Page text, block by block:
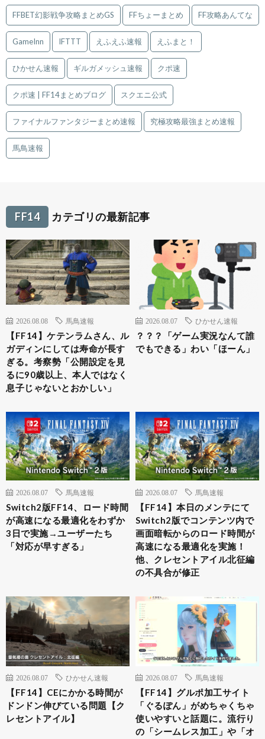
FFBET幻影戦争攻略まとめGS FFちょーまとめ FF攻略あんてな
GameInn IFTTT えふえふ速報 えふまと！
ひかせん速報 ギルガメッシュ速報 クポ速
クポ速 | FF14まとめブログ スクエニ公式
ファイナルファンタジーまとめ速報 究極攻略最強まとめ速報
馬鳥速報
FF14 カテゴリの最新記事
2026.08.08 馬鳥速報
【FF14】ケテンラムさん、ル
ガディンにしては寿命が長す
ぎる。考察勢「公開設定を見
るに90歳以上、本人ではなく
息子じゃないとおかしい」
2026.08.07 ひかせん速報
？？？「ゲーム実況なんて誰
でもできる」わい「ほーん」
2026.08.07 馬鳥速報
Switch2版FF14、ロード時間
が高速になる最適化をわずか
3日で実施→ユーザーたち
「対応が早すぎる」
2026.08.07 馬鳥速報
【FF14】本日のメンテにて
Switch2版でコンテンツ内で
画面暗転からのロード時間が
高速になる最適化を実施！
他、クレセントアイル北征編
の不具合が修正
2026.08.07 ひかせん速報
【FF14】CEにかかる時間が
ドンドン伸びている問題【ク
レセントアイル】
2026.08.07 馬鳥速報
【FF14】グルポ加工サイト
「ぐるぽん」がめちゃくちゃ
使いやすいと話題に。流行り
の「シームレス加工」や「オ